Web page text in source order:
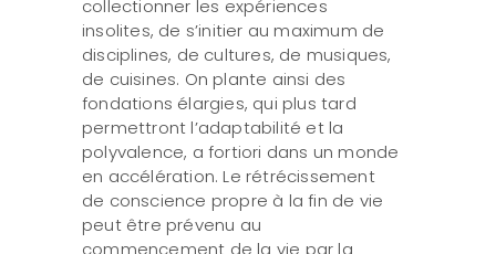
collectionner les expériences
insolites, de s’initier au maximum de
disciplines, de cultures, de musiques,
de cuisines. On plante ainsi des
fondations élargies, qui plus tard
permettront l’adaptabilité et la
polyvalence, a fortiori dans un monde
en accélération. Le rétrécissement
de conscience propre à la fin de vie
peut être prévenu au